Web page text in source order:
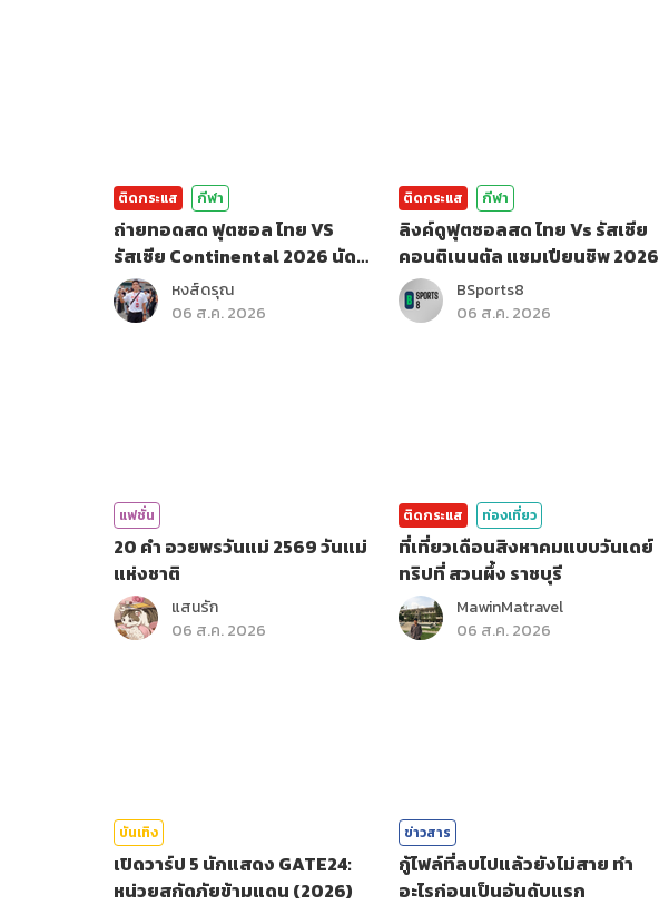
ติดกระแส กีฬา
ถ่ายทอดสด ฟุตซอล ไทย VS
รัสเซีย Continental 2026 นัด
สุดท้าย
หงส์ดรุณ
06 ส.ค. 2026
ติดกระแส กีฬา
ลิงค์ดูฟุตซอลสด ไทย Vs รัสเซีย
คอนติเนนตัล แชมเปียนชิพ 2026
BSports8
06 ส.ค. 2026
แฟชั่น
20 คำ อวยพรวันแม่ 2569 วันแม่
แห่งชาติ
แสนรัก
06 ส.ค. 2026
ติดกระแส ท่องเที่ยว
ที่เที่ยวเดือนสิงหาคมแบบวันเดย์
ทริปที่ สวนผึ้ง ราชบุรี
MawinMatravel
06 ส.ค. 2026
บันเทิง
เปิดวาร์ป 5 นักแสดง GATE24:
หน่วยสกัดภัยข้ามแดน (2026)
ข่าวสาร
กู้ไฟล์ที่ลบไปแล้วยังไม่สาย ทำ
อะไรก่อนเป็นอันดับแรก